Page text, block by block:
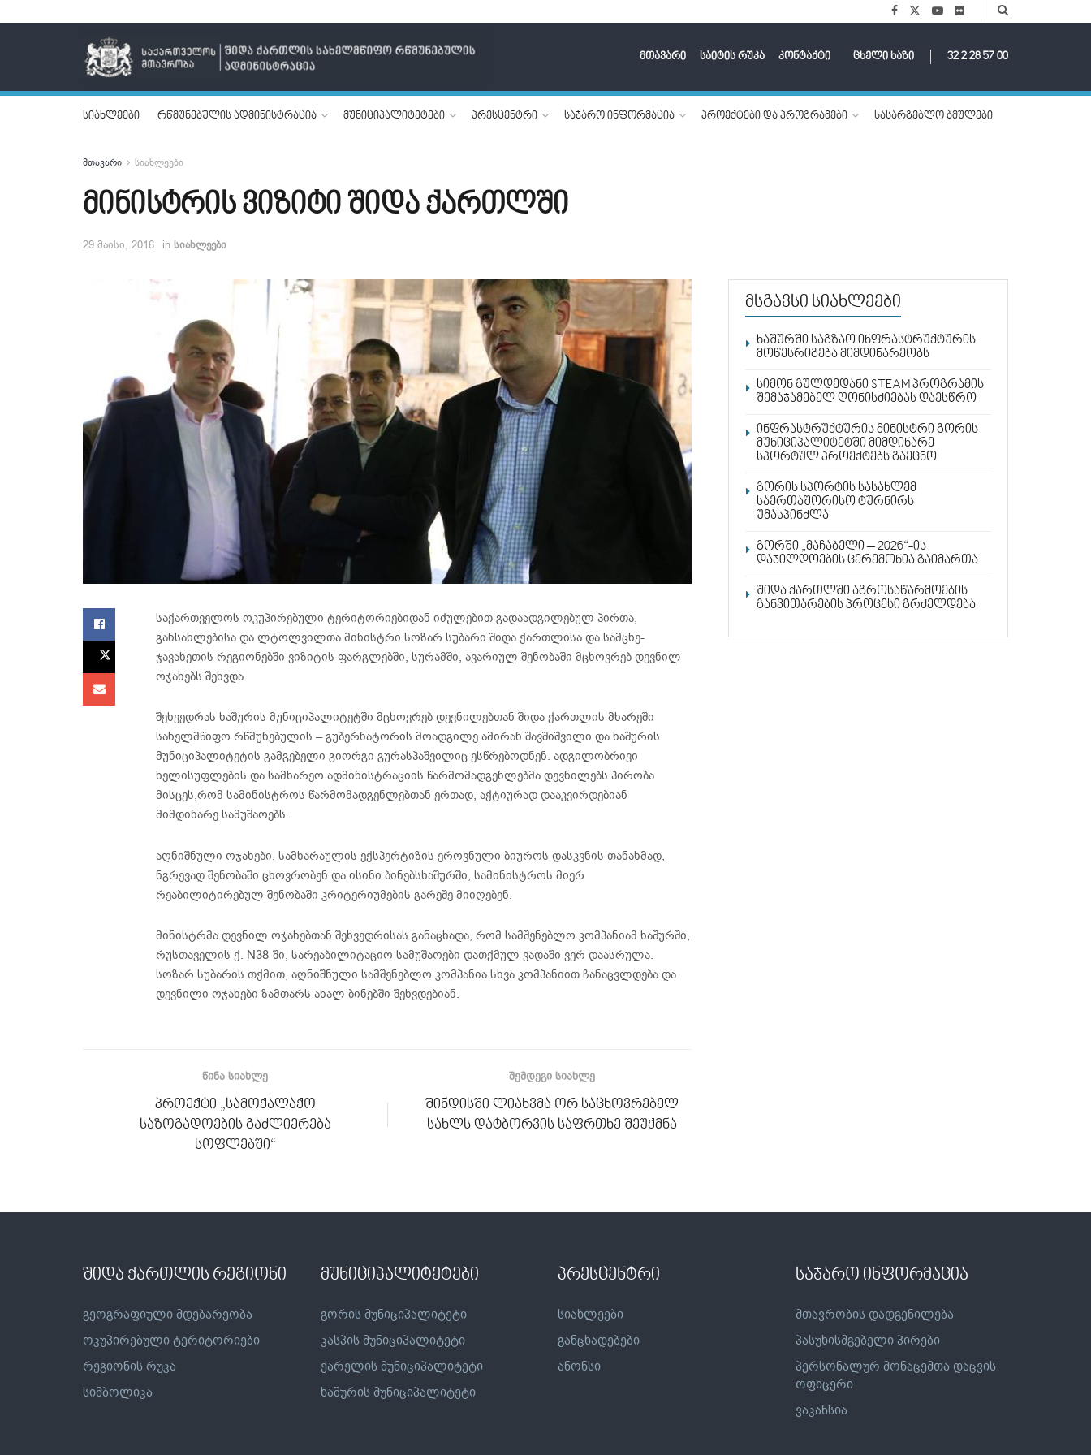
მთავარი საიტის რუკა კონტაქტი ცხელი ხაზი 32 2 28 57 00
სიახლეები რწმუნებულის ადმინისტრაცია მუნიციპალიტეტები პრესცენტრი საჯარო ინფორმაცია პროექტები და პროგრამები სასარგებლო ბმულები
მთავარი სიახლეები
მინისტრის ვიზიტი შიდა ქართლში
29 მაისი, 2016 in სიახლეები
საქართველოს ოკუპირებული ტერიტორიებიდან იძულებით გადაადგილებულ პირთა,
განსახლებისა და ლტოლვილთა მინისტრი სოზარ სუბარი შიდა ქართლისა და სამცხე-
ჯავახეთის რეგიონებში ვიზიტის ფარგლებში, სურამში, ავარიულ შენობაში მცხოვრებ დევნილ
ოჯახებს შეხვდა.
შეხვედრას ხაშურის მუნიციპალიტეტში მცხოვრებ დევნილებთან შიდა ქართლის მხარეში
სახელმწიფო რწმუნებულის – გუბერნატორის მოადგილე ამირან შავშიშვილი და ხაშურის
მუნიციპალიტეტის გამგებელი გიორგი გურასპაშვილიც ესწრებოდნენ. ადგილობრივი
ხელისუფლების და სამხარეო ადმინისტრაციის წარმომადგენლებმა დევნილებს პირობა
მისცეს,რომ სამინისტროს წარმომადგენლებთან ერთად, აქტიურად დააკვირდებიან
მიმდინარე სამუშაოებს.
აღნიშნული ოჯახები, სამხარაულის ექსპერტიზის ეროვნული ბიუროს დასკვნის თანახმად,
ნგრევად შენობაში ცხოვრობენ და ისინი ბინებსხაშურში, სამინისტროს მიერ
რეაბილიტირებულ შენობაში კრიტერიუმების გარეშე მიიღებენ.
მინისტრმა დევნილ ოჯახებთან შეხვედრისას განაცხადა, რომ სამშენებლო კომპანიამ ხაშურში,
რუსთაველის ქ. N38-ში, სარეაბილიტაციო სამუშაოები დათქმულ ვადაში ვერ დაასრულა.
სოზარ სუბარის თქმით, აღნიშნული სამშენებლო კომპანია სხვა კომპანიით ჩანაცვლდება და
დევნილი ოჯახები ზამთარს ახალ ბინებში შეხვდებიან.
ᲬᲘᲜᲐ ᲡᲘᲐᲮᲚᲔ
პროექტი „სამოქალაქო
საზოგადოების გაძლიერება
სოფლებში“
ᲨᲔᲛᲓᲔᲒᲘ ᲡᲘᲐᲮᲚᲔ
შინდისში ლიახვმა ორ საცხოვრებელ
სახლს დატბორვის საფრთხე შეუქმნა
მსგავსი სიახლეები
ხაშურში საგზაო ინფრასტრუქტურის
მოწესრიგება მიმდინარეობს
სიმონ გულდედანი STEAM პროგრამის
შემაჯამებელ ღონისძიებას დაესწრო
ინფრასტრუქტურის მინისტრი გორის
მუნიციპალიტეტში მიმდინარე
სპორტულ პროექტებს გაეცნო
გორის სპორტის სასახლემ
საერთაშორისო ტურნირს
უმასპინძლა
გორში „მაჩაბელი – 2026“-ის
დაჯილდოების ცერემონია გაიმართა
შიდა ქართლში აგროსაწარმოების
განვითარების პროცესი გრძელდება
შიდა ქართლის რეგიონი
გეოგრაფიული მდებარეობა
ოკუპირებული ტერიტორიები
რეგიონის რუკა
სიმბოლიკა
მუნიციპალიტეტები
გორის მუნიციპალიტეტი
კასპის მუნიციპალიტეტი
ქარელის მუნიციპალიტეტი
ხაშურის მუნიციპალიტეტი
პრესცენტრი
სიახლეები
განცხადებები
ანონსი
საჯარო ინფორმაცია
მთავრობის დადგენილება
პასუხისმგებელი პირები
პერსონალურ მონაცემთა დაცვის
ოფიცერი
ვაკანსია